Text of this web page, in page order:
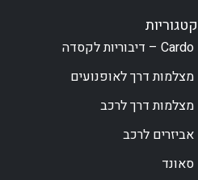
קטגוריות
Cardo – דיבוריות לקסדה
מצלמות דרך לאופנועים
מצלמות דרך לרכב
אביזרים לרכב
סאונד